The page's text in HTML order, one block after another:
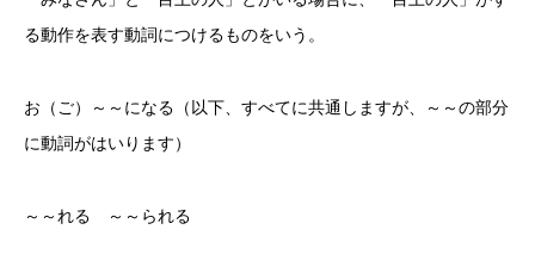
る動作を表す動詞につけるものをいう。
お（ご）～～になる（以下、すべてに共通しますが、～～の部分
に動詞がはいります）
～～れる ～～られる